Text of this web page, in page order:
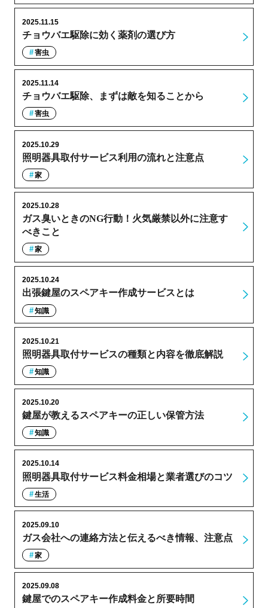
チョウバエ駆除に効く薬剤の選び方
2025.11.15
害虫
チョウバエ駆除、まずは敵を知ることから
2025.11.14
害虫
照明器具取付サービス利用の流れと注意点
2025.10.29
家
ガス臭いときのNG行動！火気厳禁以外に注意す
べきこと
2025.10.28
家
出張鍵屋のスペアキー作成サービスとは
2025.10.24
知識
照明器具取付サービスの種類と内容を徹底解説
2025.10.21
知識
鍵屋が教えるスペアキーの正しい保管方法
2025.10.20
知識
照明器具取付サービス料金相場と業者選びのコツ
2025.10.14
生活
ガス会社への連絡方法と伝えるべき情報、注意点
2025.09.10
家
鍵屋でのスペアキー作成料金と所要時間
2025.09.08